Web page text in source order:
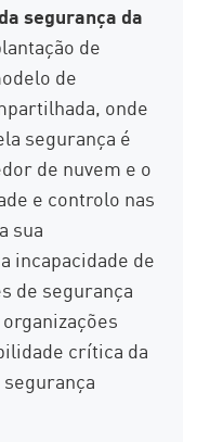
segurança da
de
de
onde
segurança é
de nuvem e o
e controlo nas
sua
incapacidade de
de segurança
crítica da